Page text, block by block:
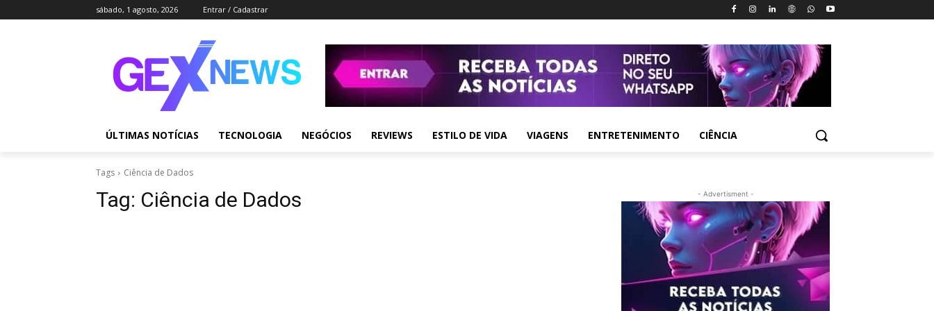
sábado, 1 agosto, 2026 Entrar / Cadastrar
ÚLTIMAS NOTÍCIAS TECNOLOGIA NEGÓCIOS REVIEWS ESTILO DE VIDA VIAGENS ENTRETENIMENTO CIÊNCIA
Tags Ciência de Dados
Tag: Ciência de Dados - Advertisment -